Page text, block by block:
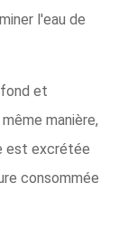
l'eau de
et
manière,
est excrétée
consommée